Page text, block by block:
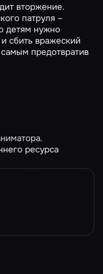
вторжение.
патруля –
детям нужно
сбить вражеский
предотвратив
ресурса